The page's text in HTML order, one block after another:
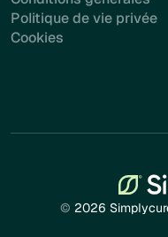
Politique de vie privée
Cookies
© 2026